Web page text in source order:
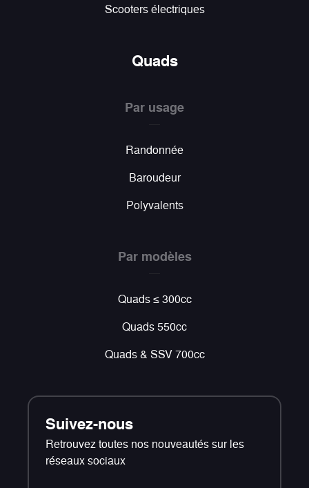
Scooters électriques
Quads
Par usage
Randonnée
Baroudeur
Polyvalents
Par modèles
Quads ≤ 300cc
Quads 550cc
Quads & SSV 700cc
Suivez-nous
Retrouvez toutes nos nouveautés sur les
réseaux sociaux